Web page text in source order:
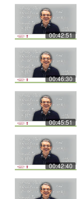
00:42:51
00:46:30
00:45:51
00:42:40